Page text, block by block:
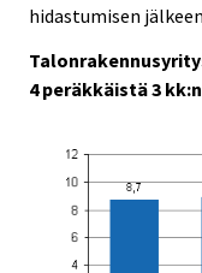
hidastumisen
4 peräkkäistä 3